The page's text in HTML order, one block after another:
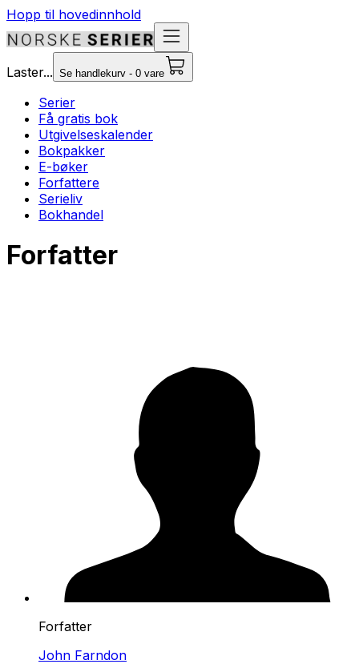
Hopp til hovedinnhold
Laster... Se handlekurv - 0 vare
Serier
Få gratis bok
Utgivelseskalender
Bokpakker
E-bøker
Forfattere
Serieliv
Bokhandel
Forfatter
Forfatter
John Farndon